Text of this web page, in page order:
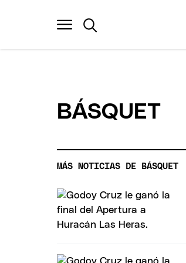
BÁSQUET
MÁS NOTICIAS DE BÁSQUET